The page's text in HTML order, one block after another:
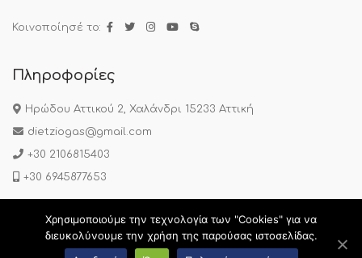
Κοινοποίησέ το:
Πληροφορίες
Ηρώδου Αττικού 2, Χαλάνδρι 15233 Αττική
dietziogas@gmail.com
+30 2106815403
+30 6945877653
Πολιτική Απορρήτου | Όροι Χρήσης Συχνές Ερωτήσεις
Copyright © 2020 Diaitologos.gr. All Rights Reserved. Web
Χρησιμοποιούμε την τεχνολογία των "Cookies" για να
διευκολύνουμε την χρήση της παρούσας ιστοσελίδας.